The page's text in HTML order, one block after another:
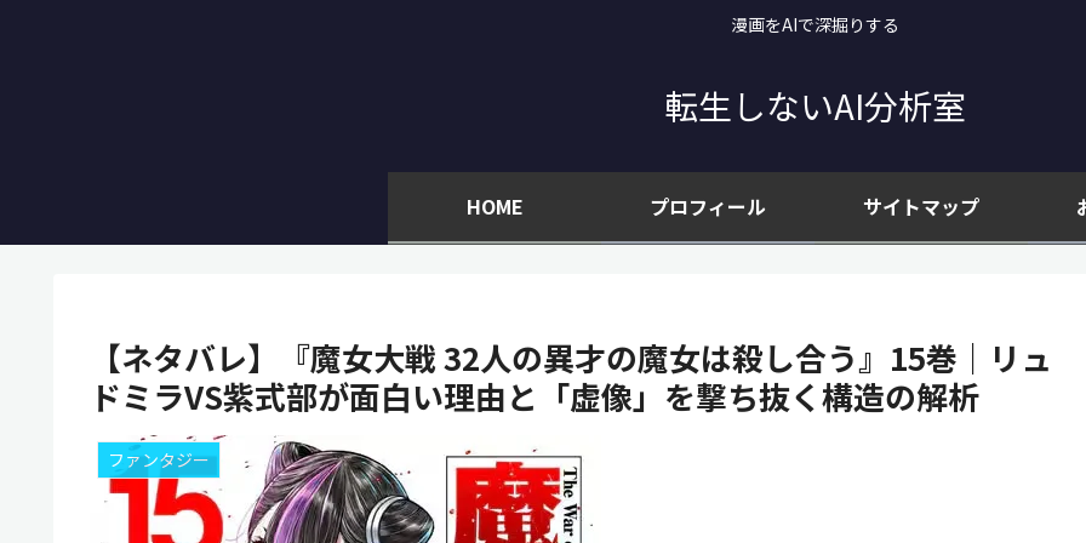
漫画をAIで深掘りする
転生しないAI分析室
HOME プロフィール サイトマップ
【ネタバレ】『魔女大戦 32人の異才の魔女は殺し合う』15巻｜リュ
ドミラVS紫式部が面白い理由と「虚像」を撃ち抜く構造の解析
ファンタジー